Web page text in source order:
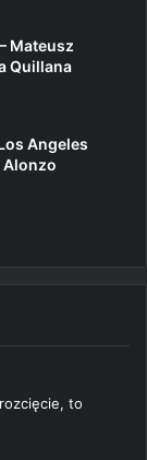
Mateusz
Quillana
Angeles
Alonzo
to